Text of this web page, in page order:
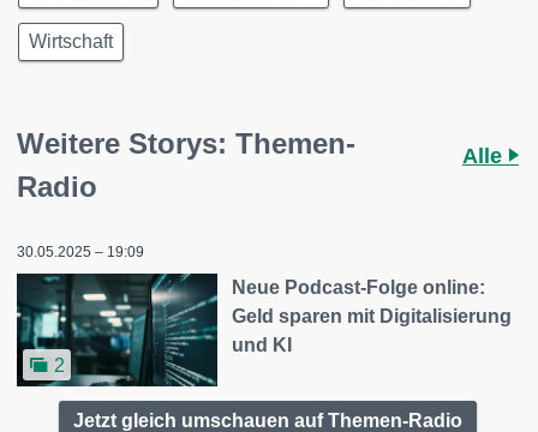
Wirtschaft
Weitere Storys: Themen-
Radio
Alle
30.05.2025 – 19:09
2
Neue Podcast-Folge online:
Geld sparen mit Digitalisierung
und KI
Jetzt gleich umschauen auf Themen-Radio